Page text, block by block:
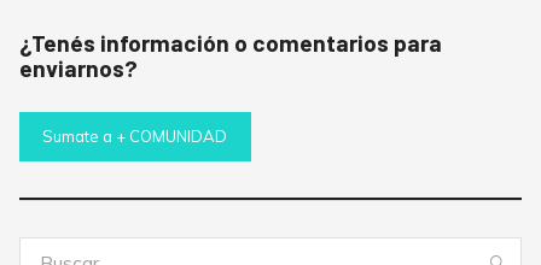
¿Tenés información o comentarios para
enviarnos?
Sumate a + COMUNIDAD